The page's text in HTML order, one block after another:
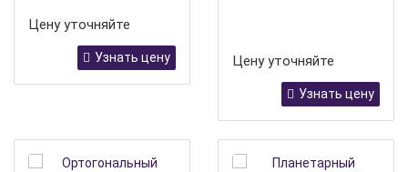
Цену уточняйте
Узнать цену Цену уточняйте
Узнать цену